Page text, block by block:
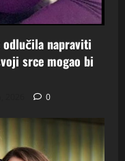
odlučila napraviti
srce mogao bi
0